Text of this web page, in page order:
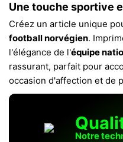
Une touche sportive
Créez un article unique
football norvégien.
l'élégance de l'équipe
rassurant, parfait pour
occasion d'affection et de
Notre